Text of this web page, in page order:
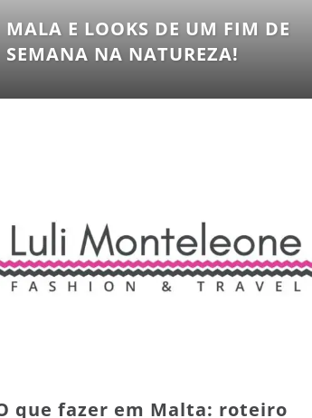
MALA E LOOKS DE UM FIM DE
SEMANA NA NATUREZA!
que fazer em Malta: roteiro